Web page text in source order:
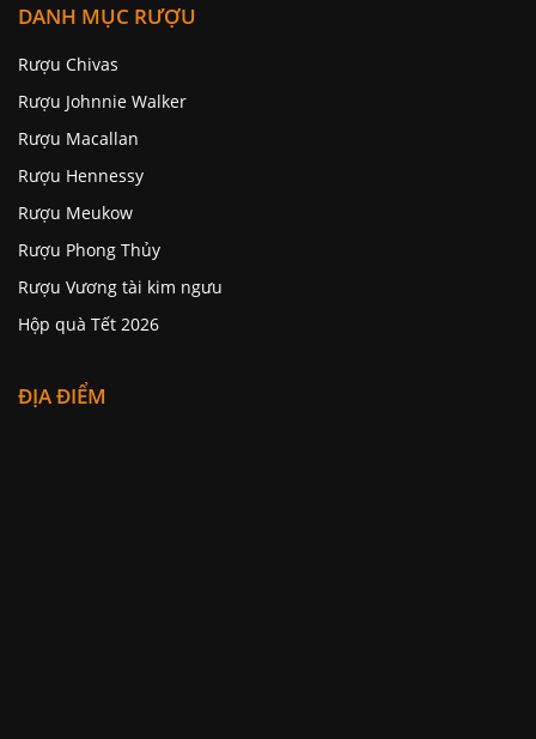
DANH MỤC RƯỢU
Rượu Chivas
Rượu Johnnie Walker
Rượu Macallan
Rượu Hennessy
Rượu Meukow
Rượu Phong Thủy
Rượu Vương tài kim ngưu
Hộp quà Tết 2026
ĐỊA ĐIỂM